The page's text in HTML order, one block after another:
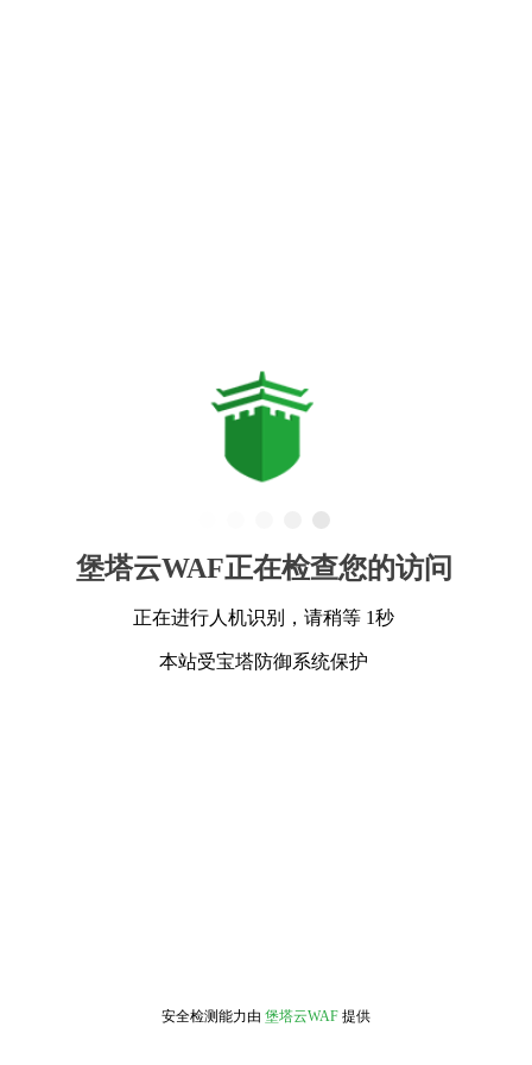
堡塔云WAF正在检查您的访问
正在进行人机识别，请稍等 1秒
本站受宝塔防御系统保护
安全检测能力由 堡塔云WAF 提供